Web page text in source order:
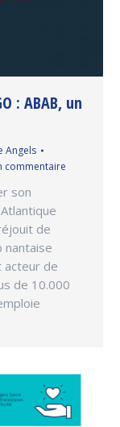
: ABAB, un
Angels
commentaire
son
de
acteur de
de 10.000